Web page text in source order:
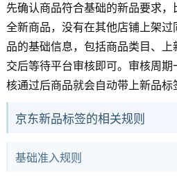
先确认商品符合基础的新品要求
全新商品，没有在其他店铺上架
品的基础信息，包括商品类目、
交后等待平台审核即可。审核周
核通过后商品就会自动带上新品标
京东新品标签的相关规则
基础准入规则